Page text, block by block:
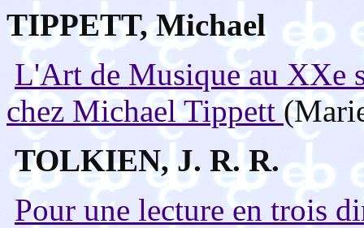
TIPPETT, Michael
L'Art de Musique au XXe
chez Michael Tippett
TOLKIEN, J. R. R.
Pour une lecture en trois